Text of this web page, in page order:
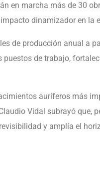
en marcha más de 30
dinamizador en la
de producción anual a
de trabajo,
auríferos más
Vidal subrayó que,
y amplía el